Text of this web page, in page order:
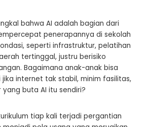
bahwa AI adalah bagian dari
penerapannya di sekolah
seperti infrastruktur, pelatihan
tertinggal, justru berisiko
Bagaimana anak-anak bisa
internet tak stabil, minim fasilitas,
buta AI itu sendiri?
tiap kali terjadi pergantian